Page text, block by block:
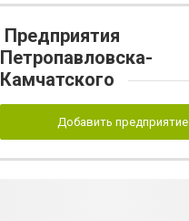
Предприятия
Петропавловска-
Камчатского
Добавить предприятие